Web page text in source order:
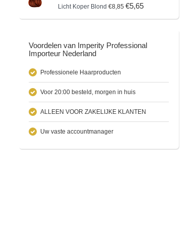
Licht Koper Blond €8,85 €5,65
Voordelen van Imperity Professional
Importeur Nederland
Professionele Haarproducten
Voor 20:00 besteld, morgen in huis
ALLEEN VOOR ZAKELIJKE KLANTEN
Uw vaste accountmanager